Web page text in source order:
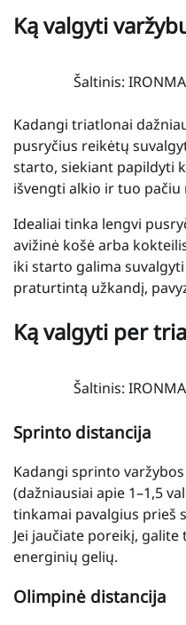
Ką valgyti
Šaltinis:
Kadangi triatlonai
pusryčius reikėtų
starto, siekiant papildyti
išvengti alkio ir tuo
Idealiai tinka lengvi
avižinė košė arba
iki starto galima
praturtintą užkandį,
Ką valgyti per
Šaltinis:
Sprinto distancija
Kadangi sprinto
(dažniausiai apie 1–1,5
tinkamai pavalgius prieš
Jei jaučiate poreikį,
energinių gelių.
Olimpinė distancija